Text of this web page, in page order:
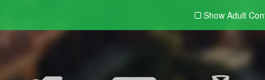
Show Adult